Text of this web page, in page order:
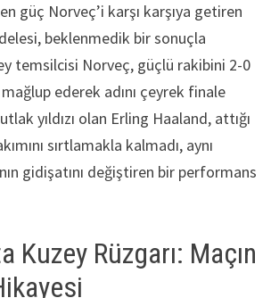
güç Norveç’i karşı karşıya getiren
beklenmedik bir sonuçla
temsilcisi Norveç, güçlü rakibini 2-0
ederek adını çeyrek finale
yıldızı olan Erling Haaland, attığı
sırtlamakla kalmadı, aynı
gidişatını değiştiren bir performans
Kuzey Rüzgarı: Maçın